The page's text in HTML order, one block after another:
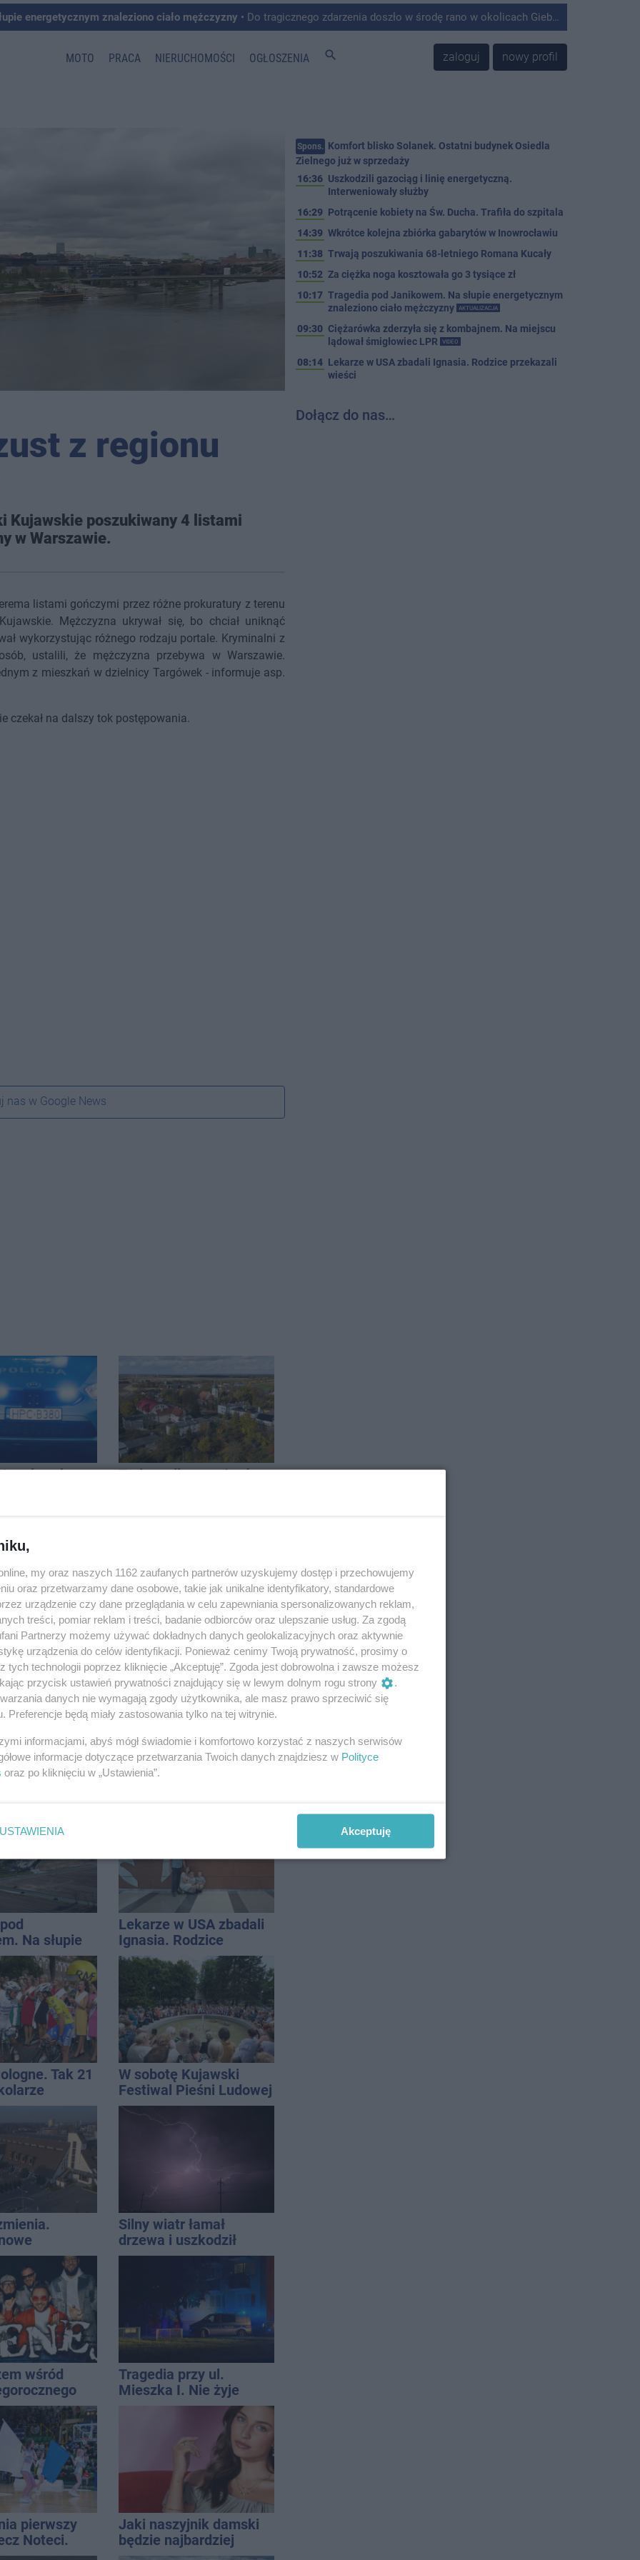
energetycznym znaleziono ciało mężczyzny • Do tragicznego zdarzenia doszło w środę rano w okolicach Giebni koło Janikowa. Wówczas na słupie energetycznym odnaleziono ciało mężczyzny.
MOTO PRACA NIERUCHOMOŚCI OGŁOSZENIA search zaloguj nowy profil
z regionu
Kujawskie poszukiwany 4 listami
w Warszawie.
listami gończymi przez różne prokuratury z terenu
Mężczyzna ukrywał się, bo chciał uniknąć
wykorzystując różnego rodzaju portale. Kryminalni z
ustalili, że mężczyzna przebywa w Warszawie.
z mieszkań w dzielnicy Targówek - informuje asp.
czekał na dalszy tok postępowania.
nas w Google News
ruchu
Zmiany dla pasażerów
centrum.
Marcin
w błędzie
Podczas burzy ucierpiał
komin. Konieczna była
interwencja strażaków
noga
Ciężarówka zderzyła się
Na słupie
ciało
Lekarze w USA zbadali
Ignasia. Rodzice
przekazali wieści
Tak 21
z
W sobotę Kujawski
Festiwal Pieśni Ludowej
a przed
ARENA
Silny wiatr łamał
drzewa i uszkodził
dach. To nie koniec
wśród
Tragedia przy ul.
Mieszka I. Nie żyje
osoba, która wypadła z
czwartego piętra
pierwszy
Noteci.
terminarz
Jaki naszyjnik damski
będzie najbardziej
uniwersalny? Modele,
Spons. Komfort blisko Solanek. Ostatni budynek Osiedla
Zielnego już w sprzedaży
16:36 Uszkodzili gazociąg i linię energetyczną.
Interweniowały służby
16:29 Potrącenie kobiety na Św. Ducha. Trafiła do szpitala
14:39 Wkrótce kolejna zbiórka gabarytów w Inowrocławiu
11:38 Trwają poszukiwania 68-letniego Romana Kucały
10:52 Za ciężka noga kosztowała go 3 tysiące zł
10:17 Tragedia pod Janikowem. Na słupie energetycznym
znaleziono ciało mężczyzny
AKTUALIZACJA
09:30 Ciężarówka zderzyła się z kombajnem. Na miejscu
lądował śmigłowiec LPR
VIDEO
08:14 Lekarze w USA zbadali Ignasia. Rodzice przekazali
wieści
Dołącz do nas…
my oraz naszych 1162 zaufanych partnerów uzyskujemy dostęp i przechowujemy
oraz przetwarzamy dane osobowe, takie jak unikalne identyfikatory, standardowe
urządzenie czy dane przeglądania w celu zapewniania spersonalizowanych reklam,
treści, pomiar reklam i treści, badanie odbiorców oraz ulepszanie usług. Za zgodą
Partnerzy możemy używać dokładnych danych geolokalizacyjnych oraz aktywnie
urządzenia do celów identyfikacji. Ponieważ cenimy Twoją prywatność, prosimy o
tych technologii poprzez kliknięcie „Akceptuję”. Zgoda jest dobrowolna i zawsze możesz
przycisk ustawień prywatności znajdujący się w lewym dolnym rogu strony
.
danych nie wymagają zgody użytkownika, ale masz prawo sprzeciwić się
Preferencje będą miały zastosowania tylko na tej witrynie.
informacjami, abyś mógł świadomie i komfortowo korzystać z naszych serwisów
informacje dotyczące przetwarzania Twoich danych znajdziesz w Polityce
oraz po kliknięciu w „Ustawienia”.
USTAWIENIA Akceptuję